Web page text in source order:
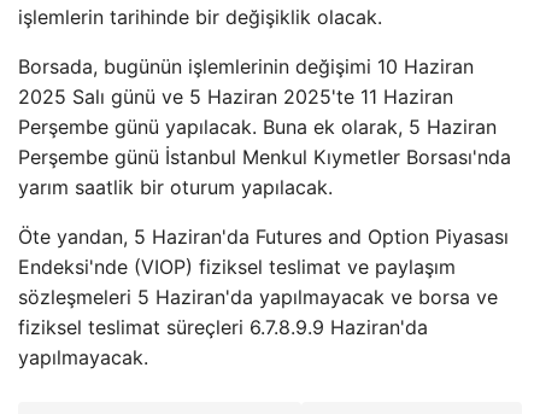
işlemlerin tarihinde bir değişiklik olacak.
Borsada, bugünün işlemlerinin değişimi 10 Haziran
2025 Salı günü ve 5 Haziran 2025'te 11 Haziran
Perşembe günü yapılacak. Buna ek olarak, 5 Haziran
Perşembe günü İstanbul Menkul Kıymetler Borsası'nda
yarım saatlik bir oturum yapılacak.
Öte yandan, 5 Haziran'da Futures and Option Piyasası
Endeksi'nde (VIOP) fiziksel teslimat ve paylaşım
sözleşmeleri 5 Haziran'da yapılmayacak ve borsa ve
fiziksel teslimat süreçleri 6.7.8.9.9 Haziran'da
yapılmayacak.